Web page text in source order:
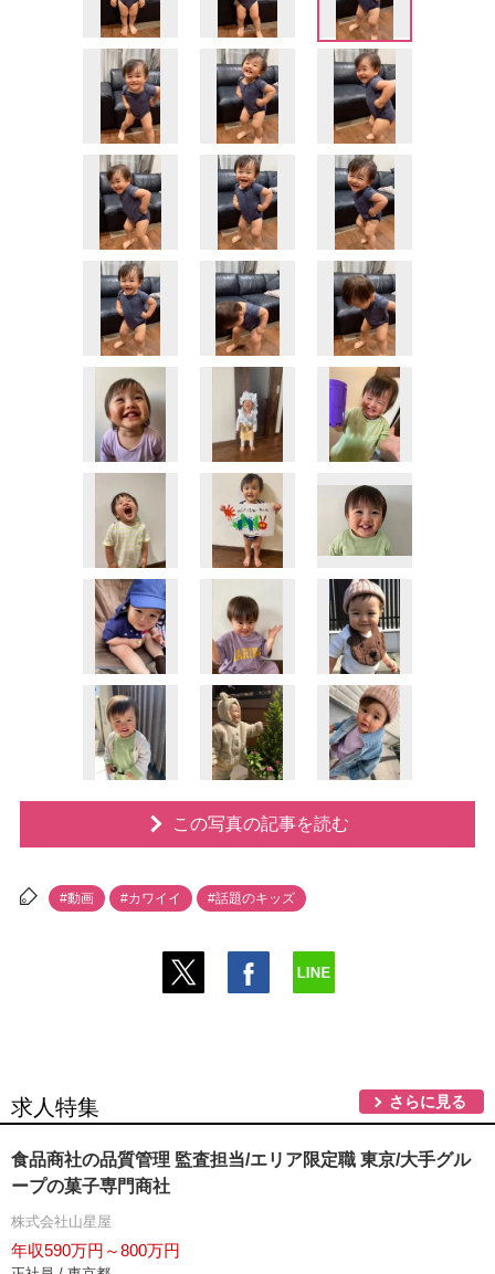
この写真の記事を読む
#動画 #カワイイ #話題のキッズ
求人特集 さらに見る
食品商社の品質管理 監査担当/エリア限定職 東京/大手グル
ープの菓子専門商社
株式会社山星屋
年収590万円～800万円